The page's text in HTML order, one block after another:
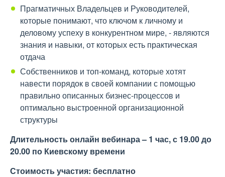
Прагматичных Владельцев и Руководителей,
которые понимают, что ключом к личному и
деловому успеху в конкурентном мире, - являются
знания и навыки, от которых есть практическая
отдача
Собственников и топ-команд, которые хотят
навести порядок в своей компании с помощью
правильно описанных бизнес-процессов и
оптимально выстроенной организационной
структуры
Длительность онлайн вебинара– 1 час, с 19.00 до
20.00 по Киевскому времени
Стоимость участия: бесплатно